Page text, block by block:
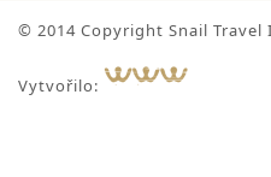
© 2014 Copyright Snail
Vytvořilo: